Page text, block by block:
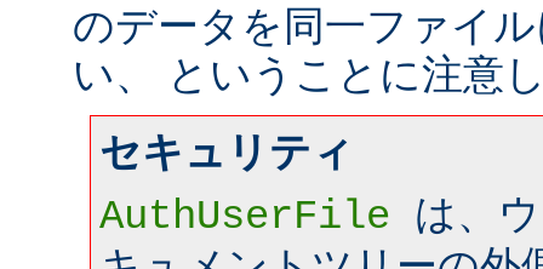
のデータを同一ファイ
い、 ということに注意
セキュリティ
AuthUserFile は、